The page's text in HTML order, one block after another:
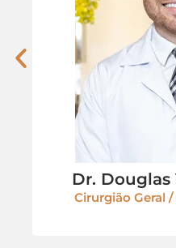
Dr. Douglas
Cirurgião Geral /